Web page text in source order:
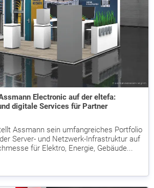
Electronic auf der eltefa:
digitale Services für Partner
Assmann sein umfangreiches Portfolio
Server- und Netzwerk-Infrastruktur auf
für Elektro, Energie, Gebäude...